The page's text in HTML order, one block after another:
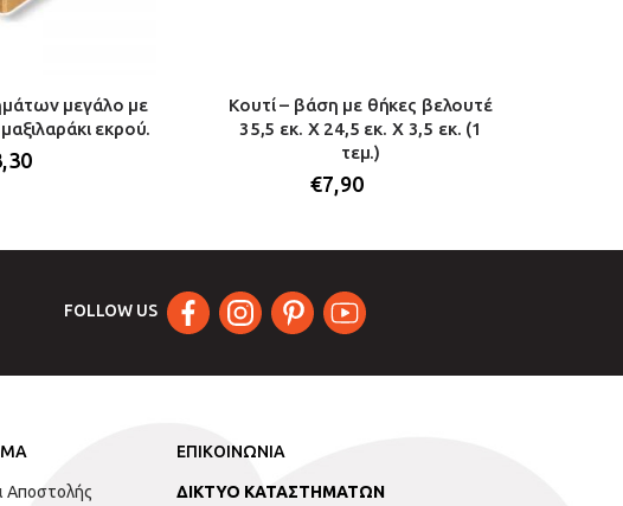
μεγάλο με
εκρού.
Κουτί – βάση με θήκες βελουτέ
35,5 εκ. Χ 24,5 εκ. Χ 3,5 εκ. (1
τεμ.)
€7,90
FOLLOW US
Αποστολής
ΕΠΙΚΟΙΝΩΝΙΑ
ΔΙΚΤΥΟ ΚΑΤΑΣΤΗΜΑΤΩΝ